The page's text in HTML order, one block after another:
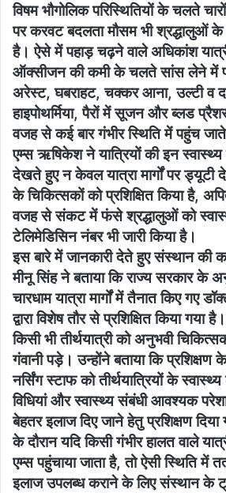
विषम भौगोलिक परिस्थितियों के चलते
पर करवट बदलता मौसम भी श्रद्धालुओं के
है। ऐसे में पहाड़ चढ़ने वाले अधिकांश
ऑक्सीजन की कमी के चलते सांस लेने में
अरेस्ट, घबराहट, चक्कर आना, उल्टी व
हाइपोथर्मिया, पैरों में सूजन और ब्लड
वजह से कई बार गंभीर स्थिति में पहुंच
एम्स ऋषिकेश ने यात्रियों की इन
देखते हुए न केवल यात्रा मार्गों पर ड्यूटी
के चिकित्सकों को प्रशिक्षित किया है,
वजह से संकट में फंसे श्रद्धालुओं को
टेलिमेडिसिन नंबर भी जारी किया है।
इस बारे में जानकारी देते हुए संस्थान की
मीनू सिंह ने बताया कि राज्य सरकार के
चारधाम यात्रा मार्गों में तैनात किए गए
द्वारा विशेष तौर से प्रशिक्षित किया
किसी भी तीर्थयात्री को अनुभवी
गंवानी पड़े। उन्होंने बताया कि प्रशिक्षण
नर्सिंग स्टाफ को तीर्थयात्रियों के
विधियां और स्वास्थ्य संबंधी आवश्यक
बेहतर इलाज दिए जाने हेतु प्रशिक्षण दिया
के दौरान यदि किसी गंभीर हालत वाले
एम्स पहुंचाया जाता है, तो ऐसी स्थिति में
इलाज उपलब्ध कराने के लिए संस्थान के